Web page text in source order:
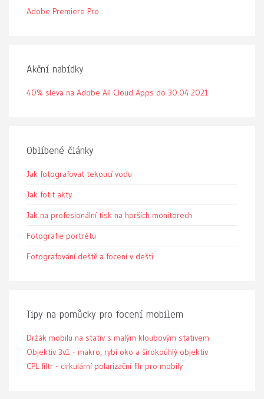
Adobe Premiere Pro
Akční nabídky
40% sleva na Adobe All Cloud Apps do 30.04.2021
Oblíbené články
Jak fotografovat tekoucí vodu
Jak fotit akty
Jak na profesionální tisk na horších monitorech
Fotografie portrétu
Fotografování deště a focení v dešti
Tipy na pomůcky pro focení mobilem
Držák mobilu na stativ s malým kloubovým stativem
Objektiv 3v1 - makro, rybí oko a širokoúhlý objektiv
CPL filtr - cirkulární polarizační filr pro mobily